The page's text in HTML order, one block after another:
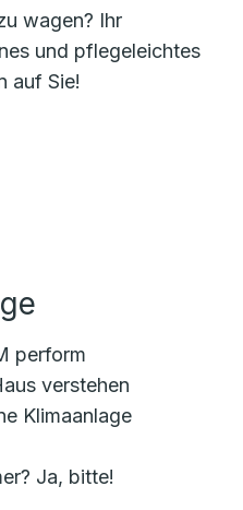
wagen? Ihr
und pflegeleichtes
auf Sie!
perform
verstehen
Klimaanlage
Ja, bitte!